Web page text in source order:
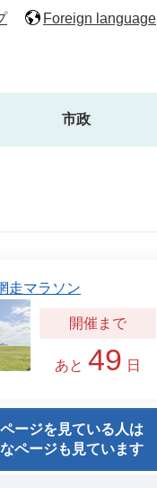
Foreign language
市政
走マラソン
あと 49 日
ージを見ている人は
ページも見ています